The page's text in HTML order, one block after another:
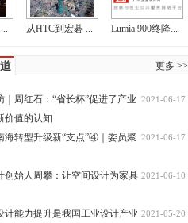
从HTC到宏碁 ... Lumia 900终降...
更多 >>
2021-06-17
｜周红石：“省长杯”促进了产业
价值的认知
2021-06-17
海转型升级新“支点”④｜委员聚
2021-06-10
创始人周攀：让空间设计为家具
2021-05-20
计能力提升是我国工业设计产业